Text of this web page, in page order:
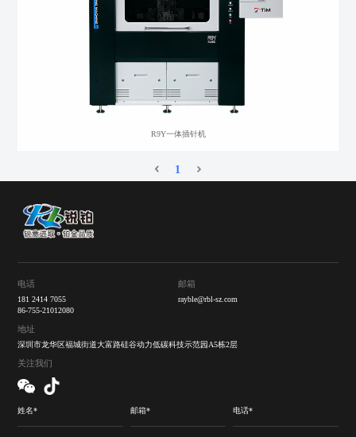
R9Y一体插针机
1
电话
181 2414 7055
86-755-21012080
邮箱
rayble@rbl-sz.com
地址
深圳市龙华区福城街道大富路硅谷动力低碳科技示范园A5栋2层
关注我们